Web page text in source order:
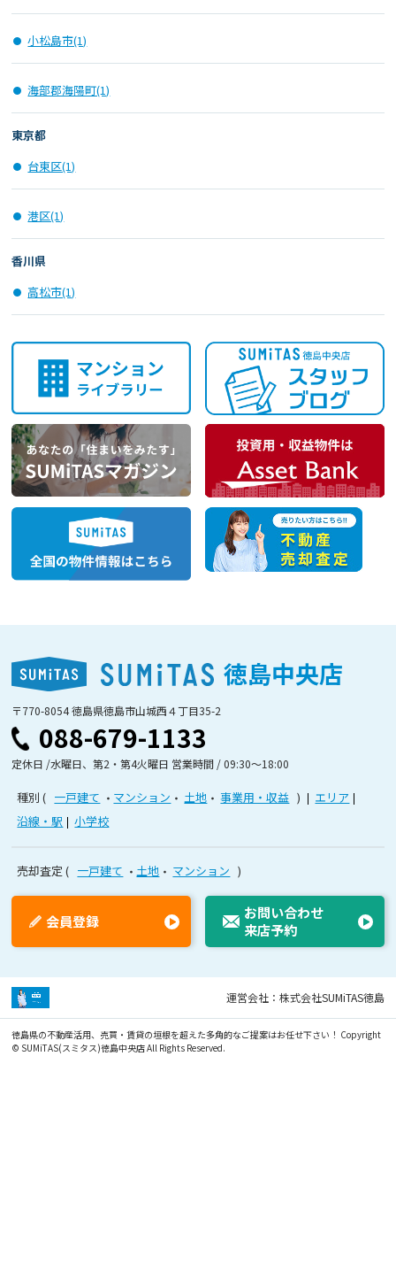
小松島市(1)
海部郡海陽町(1)
東京都
台東区(1)
港区(1)
香川県
高松市(1)
徳島中央店
〒770-8054 徳島県徳島市山城西４丁目35-2
088-679-1133
定休日 /水曜日、第2・第4火曜日 営業時間 / 09:30〜18:00
種別 一戸建て マンション 土地 事業用・収益
エリア
沿線・駅
小学校
売却査定 一戸建て 土地 マンション
お問い合わせ
来店予約
会員登録
運営会社：株式会社SUMiTAS徳島
徳島県の不動産活用、売買・賃貸の垣根を超えた多角的なご提案はお任せ下さい！ Copyright
© SUMiTAS(スミタス)徳島中央店 All Rights Reserved.